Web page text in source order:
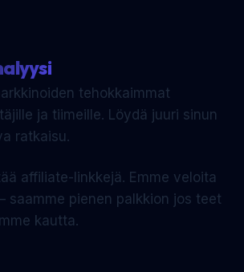
tehokkaimmat
ja tiimeille. Löydä juuri sinun
ratkaisu.
affiliate-linkkejä. Emme veloita
saamme pienen palkkion jos teet
kautta.